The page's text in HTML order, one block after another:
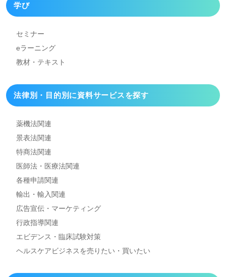
学び
セミナー
eラーニング
教材・テキスト
法律別・目的別に資料サービスを探す
薬機法関連
景表法関連
特商法関連
医師法・医療法関連
各種申請関連
輸出・輸入関連
広告宣伝・マーケティング
行政指導関連
エビデンス・臨床試験対策
ヘルスケアビジネスを売りたい・買いたい